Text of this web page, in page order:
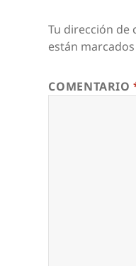
Tu dirección de
están
COMENTARIO